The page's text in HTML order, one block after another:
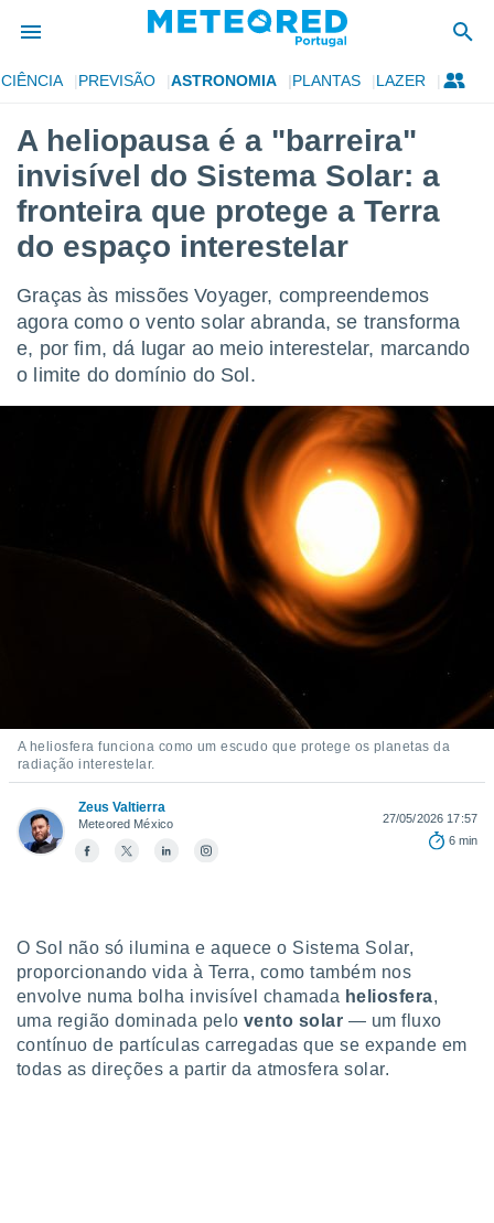
da
foi
para
as
fornecidas
a este
das
e
forma
botão
ao
a
todos os
ou
como
um perfil
lhe
e
com
Pode
CONFIGURAÇÕES
CIÊNCIA PREVISÃO ASTRONOMIA PLANTAS LAZER
A heliopausa é a "barreira"
invisível do Sistema Solar: a
fronteira que protege a Terra
do espaço interestelar
Graças às missões Voyager, compreendemos
agora como o vento solar abranda, se transforma
e, por fim, dá lugar ao meio interestelar, marcando
o limite do domínio do Sol.
A heliosfera funciona como um escudo que protege os planetas da
radiação interestelar.
Zeus Valtierra
Meteored México
27/05/2026 17:57
6 min
O Sol não só ilumina e aquece o Sistema Solar,
proporcionando vida à Terra, como também nos
envolve numa bolha invisível chamada heliosfera,
uma região dominada pelo vento solar — um fluxo
contínuo de partículas carregadas que se expande em
todas as direções a partir da atmosfera solar.